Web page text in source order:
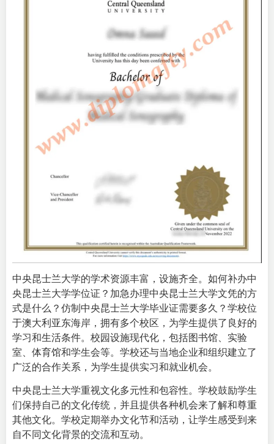
中央昆士兰大学的学术资源丰富，设施齐全。如何补办中
央昆士兰大学学位证？加急办理中央昆士兰大学文凭的方
式是什么？仿制中央昆士兰大学毕业证需要多久？学校位
于澳大利亚东海岸，拥有多个校区，为学生提供了良好的
学习和生活条件。校园设施现代化，包括图书馆、实验
室、体育馆和学生会等。学校还与当地企业和组织建立了
广泛的合作关系，为学生提供实习和就业机会。
中央昆士兰大学重视文化多元性和包容性。学校鼓励学生
们保持自己的文化传统，并且提供各种机会来了解和尊重
其他文化。学校定期举办文化节和活动，让学生感受到来
自不同文化背景的交流和互动。